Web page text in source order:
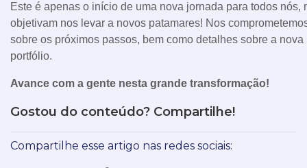
Este é apenas o início de uma nova jornada para todos
objetivam nos levar a novos patamares! Nos
sobre os próximos passos, bem como detalhes sobre a
portfólio.
Avance com a gente nesta grande transformação!
Gostou do conteúdo? Compartilhe!
Compartilhe esse artigo nas redes sociais: